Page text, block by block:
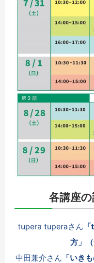
各講座
tupera tuperaさん
方」
中田兼介さん 「いき